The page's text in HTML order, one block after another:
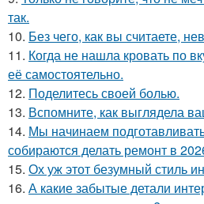
так.
10. Без чего, как вы считаете,
11. Когда не нашла кровать по
её самостоятельно.
12. Поделитесь своей болью.
13. Вспомните, как выглядела
14. Мы начинаем
собираются делать ремонт в
15. Ох уж этот безумный стиль
16. А какие забытые детали